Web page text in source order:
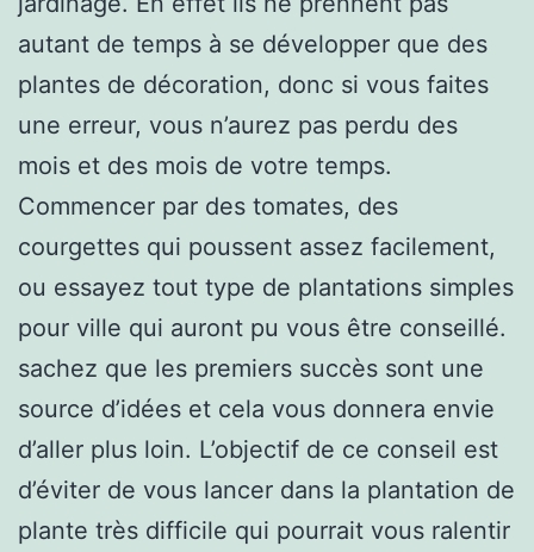
autant de temps à se développer que des
plantes de décoration, donc si vous faites
une erreur, vous n’aurez pas perdu des
mois et des mois de votre temps.
Commencer par des tomates, des
courgettes qui poussent assez facilement,
ou essayez tout type de plantations simples
pour ville qui auront pu vous être conseillé.
sachez que les premiers succès sont une
source d’idées et cela vous donnera envie
d’aller plus loin. L’objectif de ce conseil est
d’éviter de vous lancer dans la plantation de
plante très difficile qui pourrait vous ralentir